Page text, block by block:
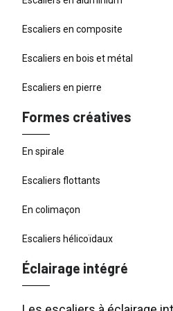
Escaliers en composite
Escaliers en bois et métal
Escaliers en pierre
Formes créatives
En spirale
Escaliers flottants
En colimaçon
Escaliers hélicoïdaux
Éclairage intégré